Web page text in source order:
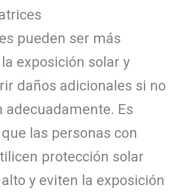
pueden ser más
exposición solar y
daños adicionales si no
adecuadamente. Es
las personas con
protección solar
y eviten la exposición